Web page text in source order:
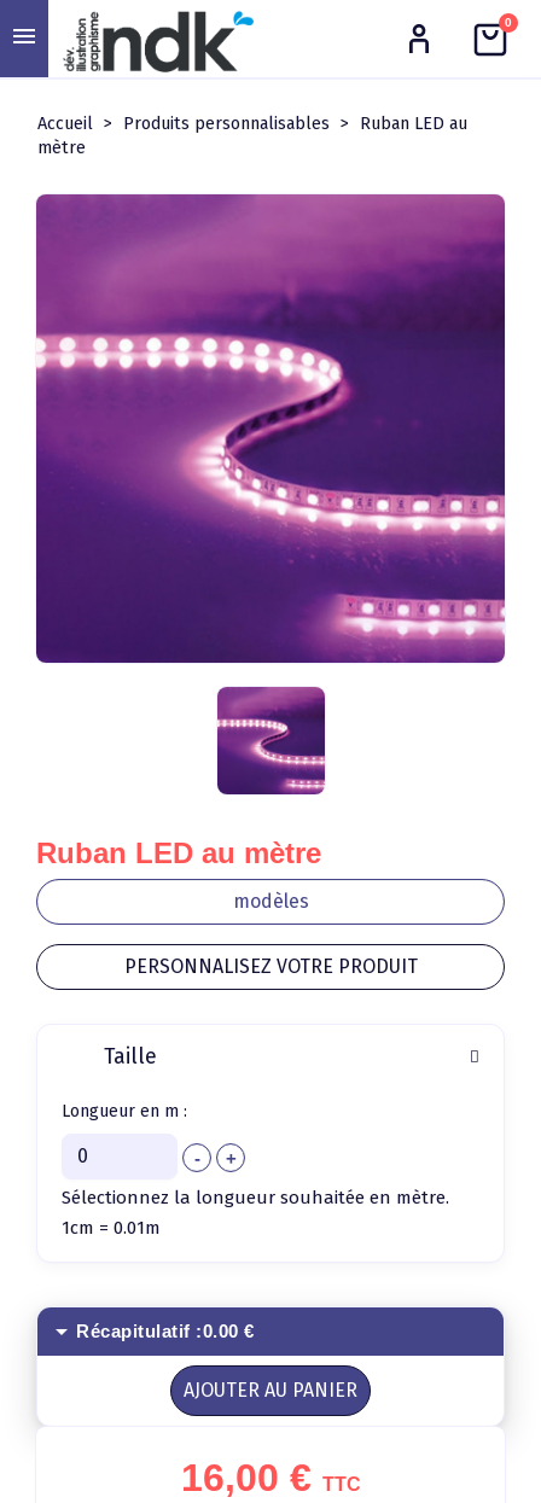
0
Accueil Produits personnalisables
Ruban LED au
mètre
Ruban LED au mètre
modèles
PERSONNALISEZ VOTRE PRODUIT
Taille
Longueur en m :
Sélectionnez la longueur souhaitée en mètre.
1cm = 0.01m
arrow_drop_down Récapitulatif :0.00 €
AJOUTER AU PANIER
16,00 € TTC
menu